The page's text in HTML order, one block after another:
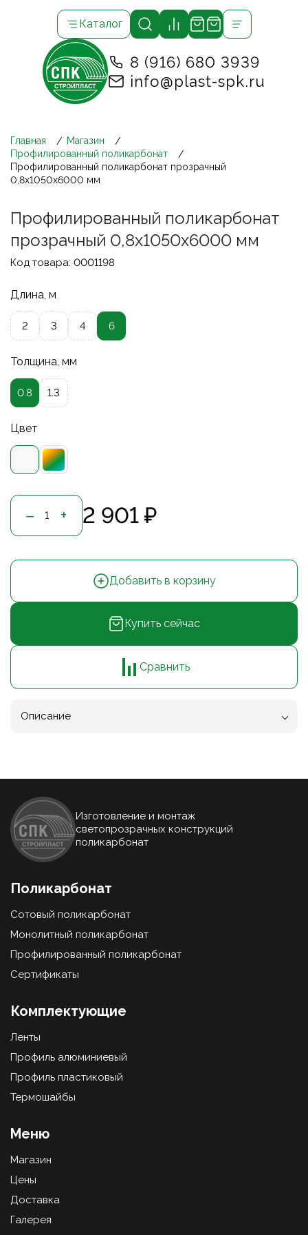
Каталог
8 (916) 680 3939
info@plast-spk.ru
Главная
Магазин
Профилированный поликарбонат
Профилированный поликарбонат прозрачный
0,8х1050х6000 мм
Профилированный поликарбонат
прозрачный 0,8х1050х6000 мм
Код товара: 0001198
Длина, м
2 3 4 6
Толщина, мм
0.8 1.3
Цвет
2 901 ₽
– +
Добавить в корзину
Купить сейчас
Сравнить
Описание
Изготовление и монтаж
светопрозрачных конструкций
поликарбонат
Поликарбонат
Сотовый поликарбонат
Монолитный поликарбонат
Профилированный поликарбонат
Сертификаты
Комплектующие
Ленты
Профиль алюминиевый
Профиль пластиковый
Термошайбы
Меню
Магазин
Цены
Доставка
Галерея